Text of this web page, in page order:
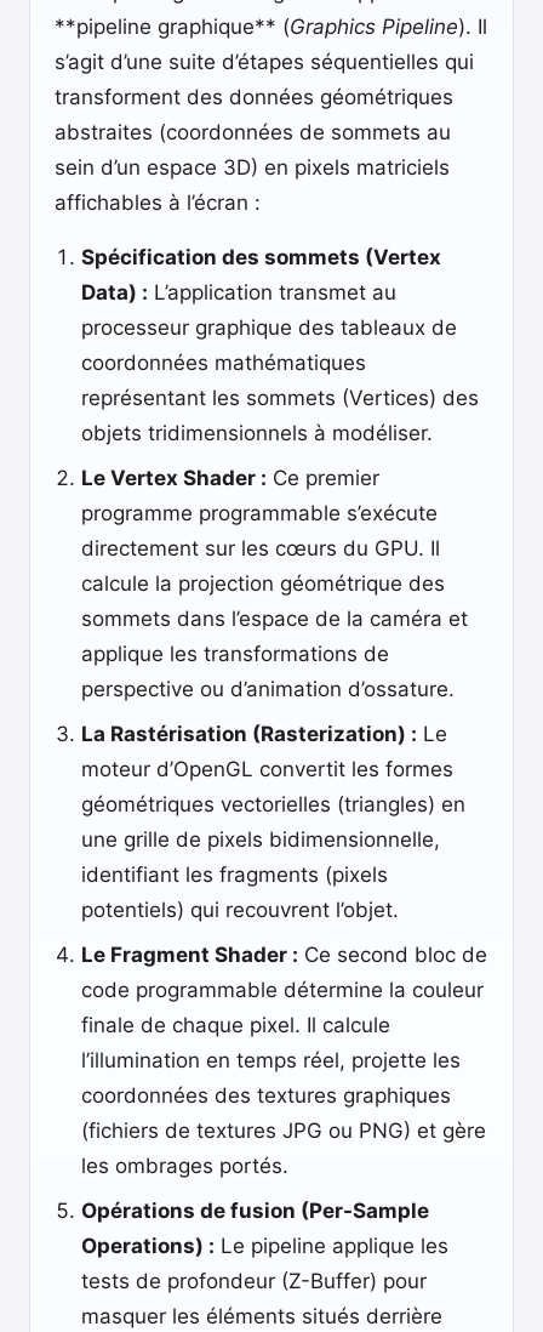
**pipeline graphique** (Graphics Pipeline). Il
s’agit d’une suite d’étapes séquentielles qui
transforment des données géométriques
abstraites (coordonnées de sommets au
sein d’un espace 3D) en pixels matriciels
affichables à l’écran :
Spécification des sommets (Vertex
Data) : L’application transmet au
processeur graphique des tableaux de
coordonnées mathématiques
représentant les sommets (Vertices) des
objets tridimensionnels à modéliser.
Le Vertex Shader : Ce premier
programme programmable s’exécute
directement sur les cœurs du GPU. Il
calcule la projection géométrique des
sommets dans l’espace de la caméra et
applique les transformations de
perspective ou d’animation d’ossature.
La Rastérisation (Rasterization) : Le
moteur d’OpenGL convertit les formes
géométriques vectorielles (triangles) en
une grille de pixels bidimensionnelle,
identifiant les fragments (pixels
potentiels) qui recouvrent l’objet.
Le Fragment Shader : Ce second bloc de
code programmable détermine la couleur
finale de chaque pixel. Il calcule
l’illumination en temps réel, projette les
coordonnées des textures graphiques
(fichiers de textures JPG ou PNG) et gère
les ombrages portés.
Opérations de fusion (Per-Sample
Operations) : Le pipeline applique les
tests de profondeur (Z-Buffer) pour
masquer les éléments situés derrière